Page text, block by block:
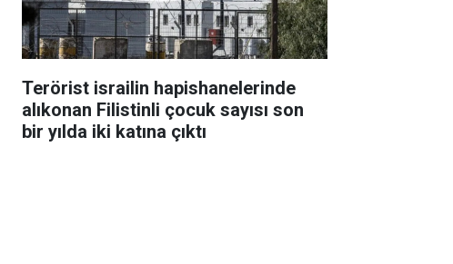
Terörist israilin hapishanelerinde
alıkonan Filistinli çocuk sayısı son
bir yılda iki katına çıktı